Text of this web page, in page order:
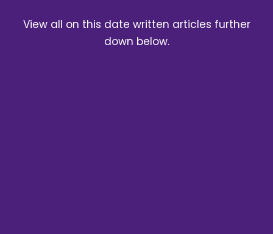
View all on this date written articles further
down below.